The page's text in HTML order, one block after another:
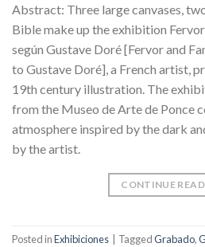
Abstract: Three large canvases,
Bible make up the exhibition
según Gustave Doré [Fervor and
to Gustave Doré], a French artist,
19th century illustration. The
from the Museo de Arte de Ponce
atmosphere inspired by the dark
by the artist.
CONTINUE
Posted inExhibiciones TaggedGrabado,